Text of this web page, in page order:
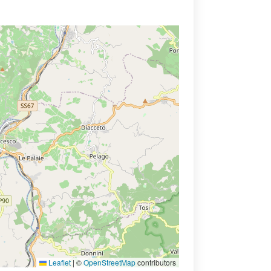
Leaflet | ©OpenStreetMapcontributors